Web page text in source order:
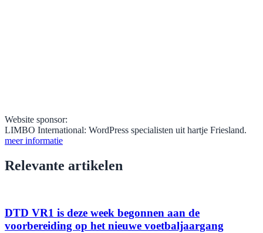
Website sponsor:
LIMBO International: WordPress specialisten uit hartje Friesland.
meer informatie
Relevante artikelen
DTD VR1 is deze week begonnen aan de
voorbereiding op het nieuwe voetbaljaargang